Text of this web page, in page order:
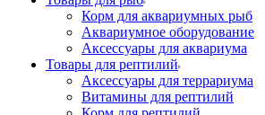
Корм для аквариумных рыб
Аквариумное оборудование
Аксессуары для аквариума
Товары для рептилий
Аксессуары для террариума
Витамины для рептилий